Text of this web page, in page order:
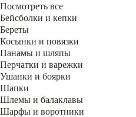
Посмотреть все
Бейсболки и кепки
Береты
Косынки и повязки
Панамы и шляпы
Перчатки и варежки
Ушанки и боярки
Шапки
Шлемы и балаклавы
Шарфы и воротники